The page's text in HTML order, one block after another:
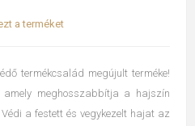
a terméket
termékcsalád megújult terméke!
amely meghosszabbítja a hajszín
a festett és vegykezelt hajat az